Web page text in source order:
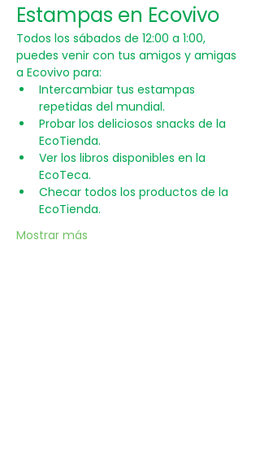
Estampas en Ecovivo
Todos los sábados de 12:00 a 1:00,
puedes venir con tus amigos y amigas
a Ecovivo para:
Intercambiar tus estampas
repetidas del mundial.
Probar los deliciosos snacks de la
EcoTienda.
Ver los libros disponibles en la
EcoTeca.
Checar todos los productos de la
EcoTienda.
Mostrar más